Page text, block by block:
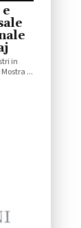
in
...